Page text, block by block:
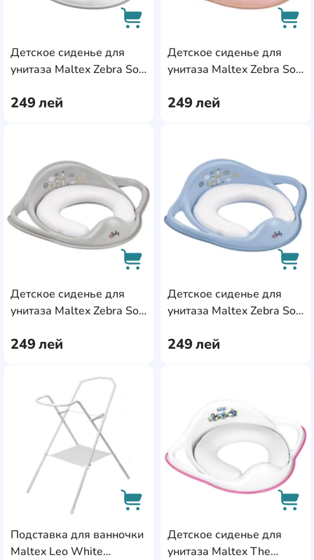
Детское сиденье для
унитаза Maltex Zebra Soft
249лей
AddCardToCart
Детское сиденье для
унитаза Maltex Zebra Soft
249лей
Детское сиденье для
унитаза Maltex Zebra Soft
249лей
AddCardToCart
Детское сиденье для
унитаза Maltex Zebra Soft
249лей
Подставка для ванночки
Maltex Leo White
AddCardToCart
Детское сиденье для
унитаза Maltex The